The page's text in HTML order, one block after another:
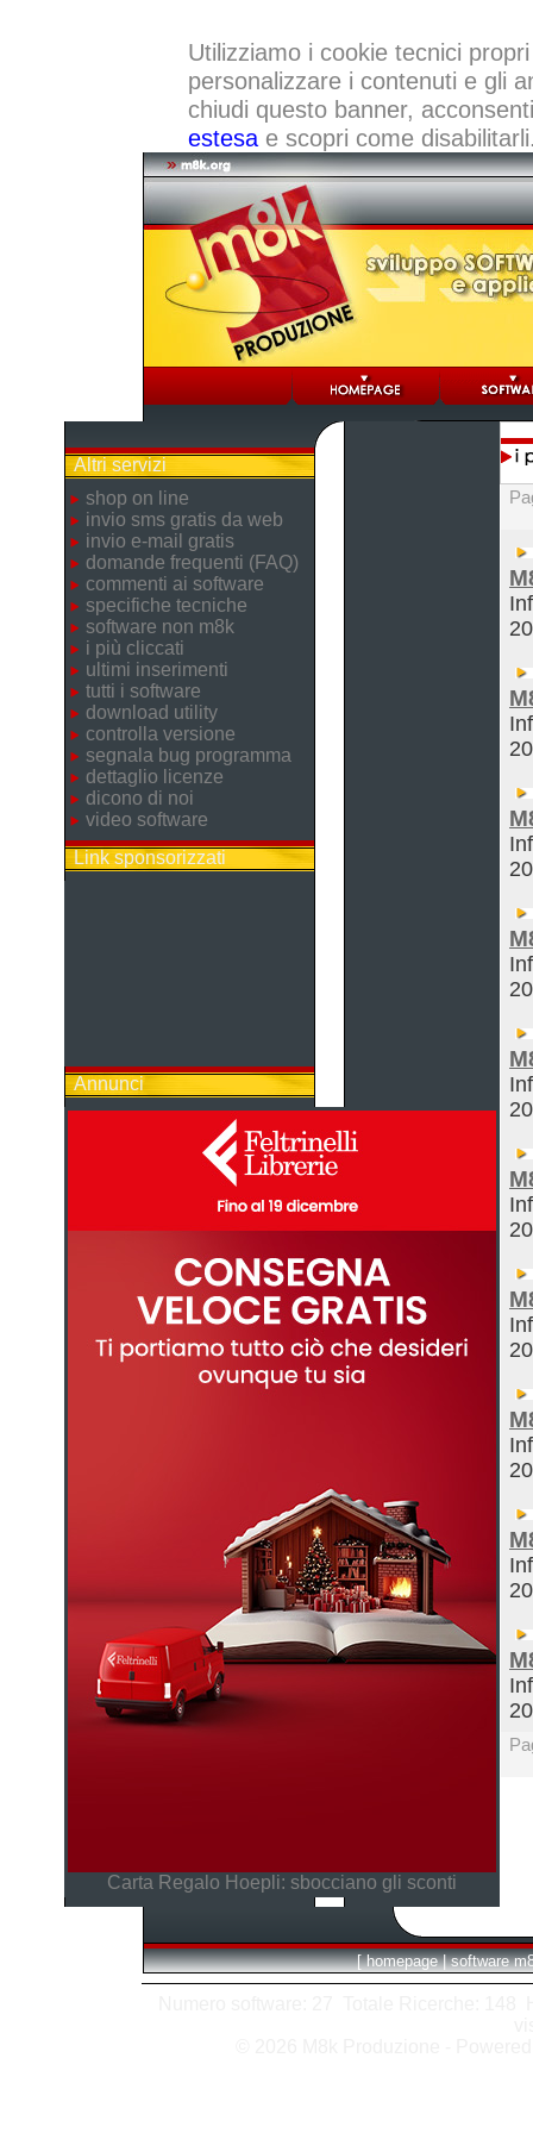
Utilizziamo i cookie tecnici
personalizzare i contenuti e gli
chiudi questo banner,
estesae scopri come
Altri servizi
shop on line
invio sms gratis da web
invio e-mail gratis
domande frequenti (FAQ)
commenti ai software
specifiche tecniche
software non m8k
i più cliccati
ultimi inserimenti
tutti i software
download utility
controlla versione
segnala bug programma
dettaglio licenze
dicono di noi
video software
Link sponsorizzati
Annunci
Carta Regalo Hoepli: sbocciano gli sconti
[ homepage | software